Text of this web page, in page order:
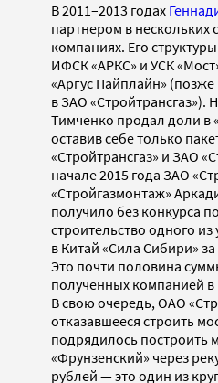
В 2011–2013 годах
партнером в нескольких
компаниях. Его
ИФСК «АРКС» и УСК
«Аргус Пайплайн»
в ЗАО «Стройтрансгаз»).
Тимченко продал доли в
оставив себе только
«Стройтрансгаз» и ЗАО
начале 2015 года ЗАО
«Стройгазмонтаж»
получило без конкурса
строительство одного из
в Китай «Сила Сибири»
Это почти половина
полученных компанией
В свою очередь, ОАО
отказавшееся строить
подрядилось построить
«Фрунзенский» через
рублей — это один из